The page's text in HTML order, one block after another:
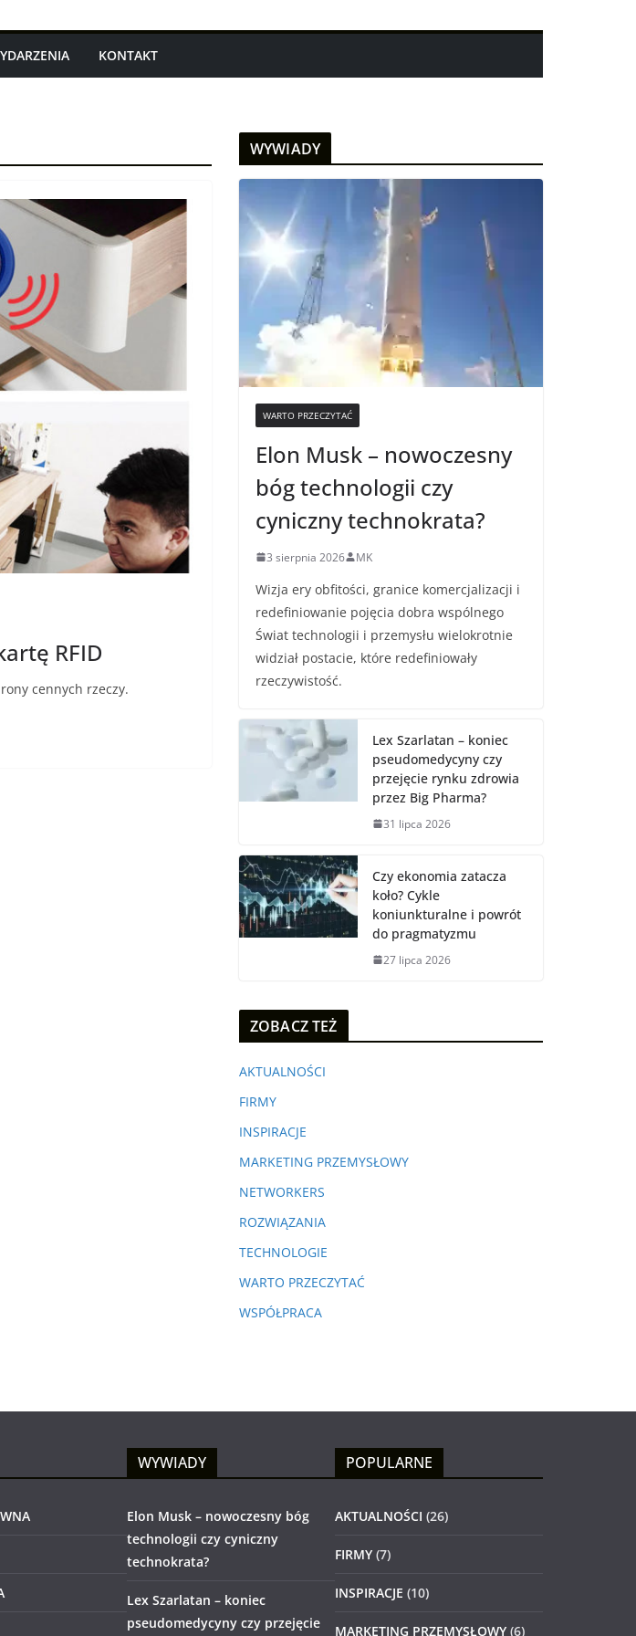
KONTAKT
RFID
cennych rzeczy.
WYWIADY
WARTO PRZECZYTAĆ
Elon Musk – nowoczesny
bóg technologii czy
cyniczny technokrata?
3 sierpnia 2026 MK
Wizja ery obfitości, granice komercjalizacji i
redefiniowanie pojęcia dobra wspólnego
Świat technologii i przemysłu wielokrotnie
widział postacie, które redefiniowały
rzeczywistość.
Lex Szarlatan – koniec
pseudomedycyny czy
przejęcie rynku zdrowia
przez Big Pharma?
31 lipca 2026
Czy ekonomia zatacza
koło? Cykle
koniunkturalne i powrót
do pragmatyzmu
27 lipca 2026
ZOBACZ TEŻ
AKTUALNOŚCI
FIRMY
INSPIRACJE
MARKETING PRZEMYSŁOWY
NETWORKERS
ROZWIĄZANIA
TECHNOLOGIE
WARTO PRZECZYTAĆ
WSPÓŁPRACA
WYWIADY
Elon Musk – nowoczesny bóg
technologii czy cyniczny
technokrata?
Lex Szarlatan – koniec
pseudomedycyny czy przejęcie
POPULARNE
AKTUALNOŚCI (26)
FIRMY (7)
INSPIRACJE (10)
MARKETING PRZEMYSŁOWY (6)